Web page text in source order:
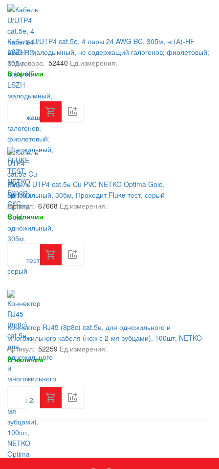
Кабель U/UTP4 cat.5e, 4 пары 24 AWG BC, 305м, нг(А)-HF
LSZH - малодымный, не содержащий галогенов; фиолетовый;
одножильный, FLUKE TEST, NETKO Expert СКС
Код товара: 52440 Ед.измерения:
В наличии
Кабель UTP4 cat.5е Cu PVC NETKO Optima Gold,
одножильный, 305м, Проходит Fluke тест, серый
Артикул: 67668 Ед.измерения:
В наличии
Коннектор RJ45 (8p8c) cat.5е, для одножильного и
многожильного кабеля (нож с 2-мя зубцами), 100шт, NETKO
Optima
Артикул: 52259 Ед.измерения:
В наличии